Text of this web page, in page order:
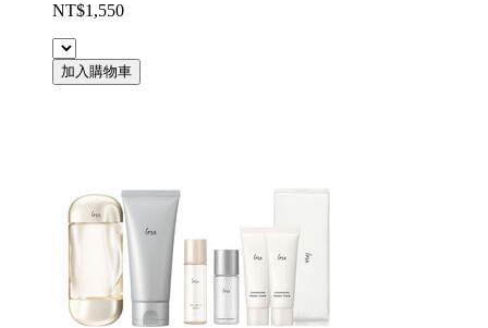
NT$1,550
加入購物車